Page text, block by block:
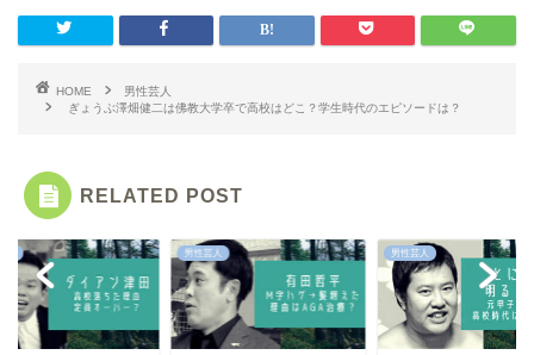
HOME
男性芸人
ぎょうぶ澤畑健二は佛教大学卒で高校はどこ？学生時代のエピソードは？
RELATED POST
男性芸人 男性芸人